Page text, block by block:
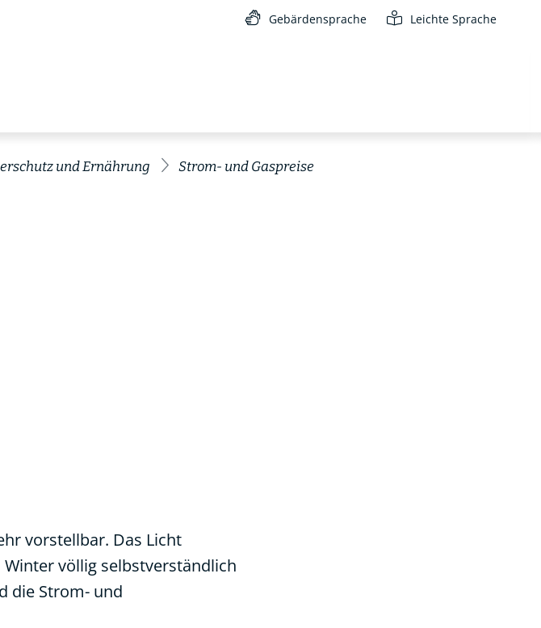
Gebärdensprache Leichte Sprache
und Ernährung Strom- und Gaspreise
vorstellbar. Das Licht
völlig selbstverständlich
die Strom- und